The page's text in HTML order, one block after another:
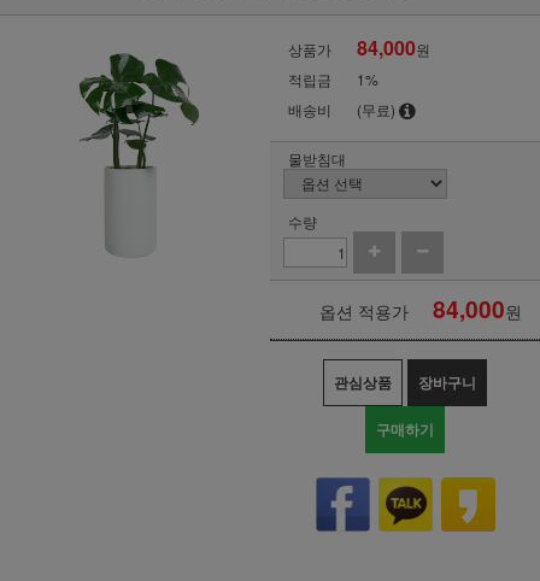
상품가 84,000원
적립금
1%
배송비
(무료)
물받침대
수량
옵션 적용가 84,000원
관심상품 장바구니
구매하기